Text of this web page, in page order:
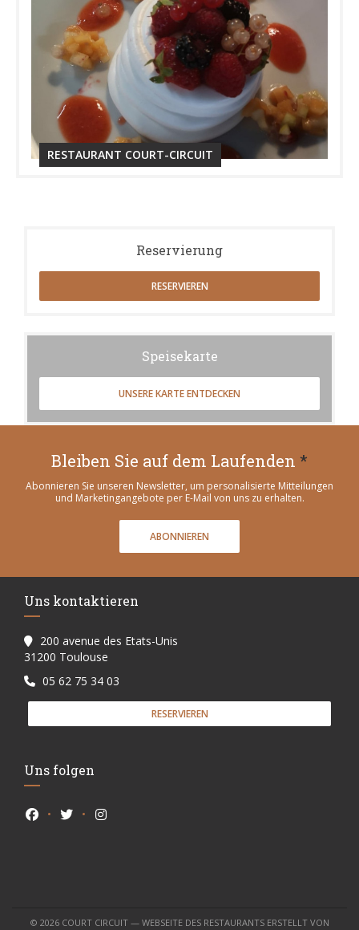
RESTAURANT COURT-CIRCUIT
Reservierung
RESERVIEREN
Speisekarte
UNSERE KARTE ENTDECKEN
Bleiben Sie auf dem Laufenden *
Abonnieren Sie unseren Newsletter, um personalisierte Mitteilungen
und Marketingangebote per E-Mail von uns zu erhalten.
ABONNIEREN
Uns kontaktieren
200 avenue des Etats-Unis
31200 Toulouse
05 62 75 34 03
RESERVIEREN
Uns folgen
Facebook ((öffnet ein neues Fenster))
Twitter ((öffnet ein neues Fenster))
Instagram ((öffnet ein neues Fenster))
© 2026 COURT CIRCUIT — WEBSEITE DES RESTAURANTS ERSTELLT VON